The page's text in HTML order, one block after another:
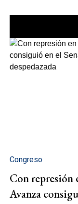
Congreso
Con represión
Avanza